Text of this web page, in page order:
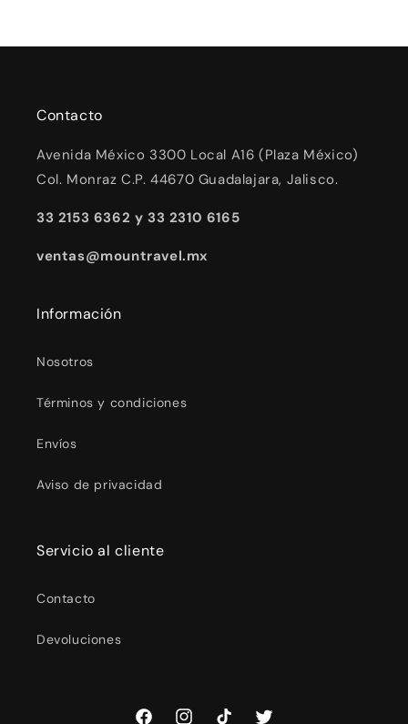
Contacto
Avenida México 3300 Local A16 (Plaza México)
Col. Monraz C.P. 44670 Guadalajara, Jalisco.
33 2153 6362 y 33 2310 6165
ventas@mountravel.mx
Información
Nosotros
Términos y condiciones
Envíos
Aviso de privacidad
Servicio al cliente
Contacto
Devoluciones